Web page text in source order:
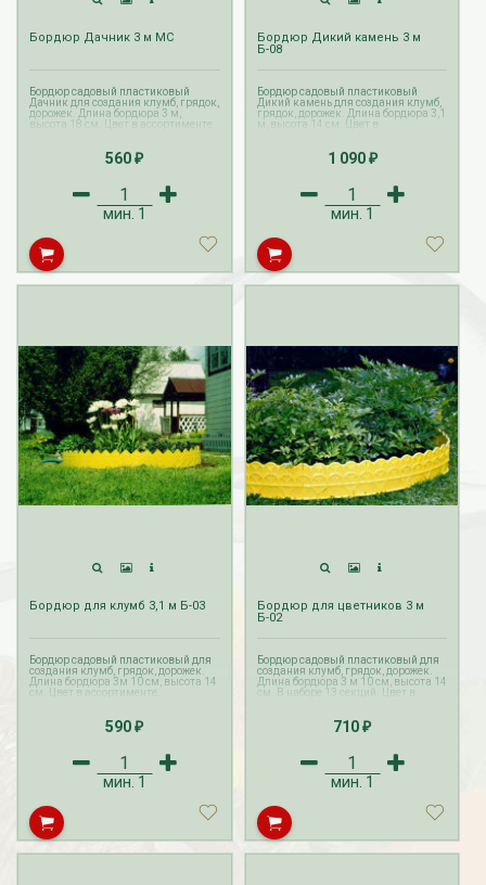
Бордюр Дачник 3 м МС
Бордюр садовый пластиковый
Дачник для создания клумб, грядок,
дорожек. Длина бордюра 3 м,
высота 18 см. Цвет в ассортименте.
560₽
мин. 1
Бордюр Дикий камень 3 м
Б-08
Бордюр садовый пластиковый
Дикий камень для создания клумб,
грядок, дорожек. Длина бордюра 3,1
м, высота 14 см. Цвет в
1 090 ₽
мин. 1
Бордюр для клумб 3,1 м Б-03
Бордюр садовый пластиковый для
создания клумб, грядок, дорожек.
Длина бордюра 3м 10 см, высота 14
см. Цвет в ассортименте.
590₽
мин. 1
Бордюр для цветников 3 м
Б-02
Бордюр садовый пластиковый для
создания клумб, грядок, дорожек.
Длина бордюра 3 м 10 см, высота 14
см. В наборе 13 секций. Цвет в
710₽
мин. 1